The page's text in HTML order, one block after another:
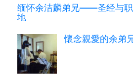
缅怀余洁麟弟兄——圣经与职
地
懷念親愛的余弟